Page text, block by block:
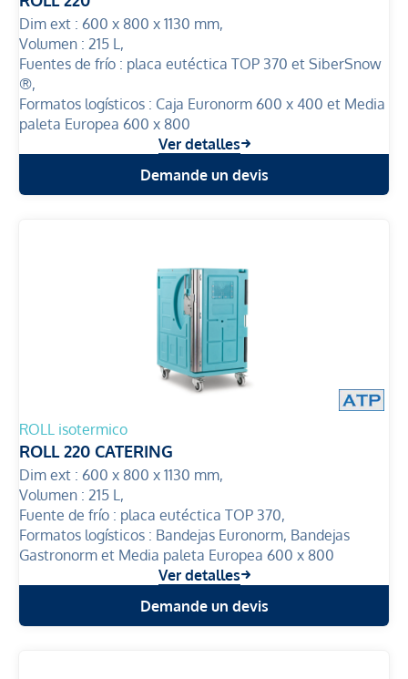
Dim ext : 600 x 800 x 1130 mm,
Volumen : 215 L,
Fuentes de frío : placa eutéctica TOP 370 et SiberSnow
®,
Formatos logísticos : Caja Euronorm 600 x 400 et Media
paleta Europea 600 x 800
Ver detalles
Demande un devis
ROLL isotermico
ROLL 220 CATERING
Dim ext : 600 x 800 x 1130 mm,
Volumen : 215 L,
Fuente de frío : placa eutéctica TOP 370,
Formatos logísticos : Bandejas Euronorm, Bandejas
Gastronorm et Media paleta Europea 600 x 800
Ver detalles
Demande un devis